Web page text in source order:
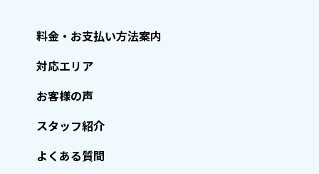
料金・お支払い方法案内
対応エリア
お客様の声
スタッフ紹介
よくある質問